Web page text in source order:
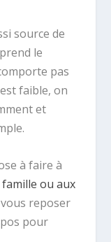
source de
le
pas
faible, on
et
à faire à
ou aux
vous reposer
pour